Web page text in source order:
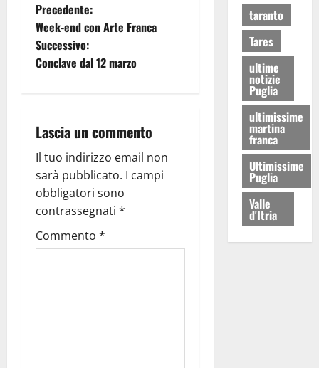
Precedente:
Week-end con Arte Franca
Successivo:
Conclave dal 12 marzo
Lascia un commento
Il tuo indirizzo email non
sarà pubblicato. I campi
obbligatori sono
contrassegnati *
Commento *
taranto
Tares
ultime
notizie
Puglia
ultimissime
martina
franca
Ultimissime
Puglia
Valle
d'Itria